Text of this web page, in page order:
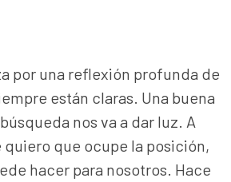
por una reflexión profunda de
están claras. Una buena
nos va a dar luz. A
que ocupe la posición,
hacer para nosotros. Hace